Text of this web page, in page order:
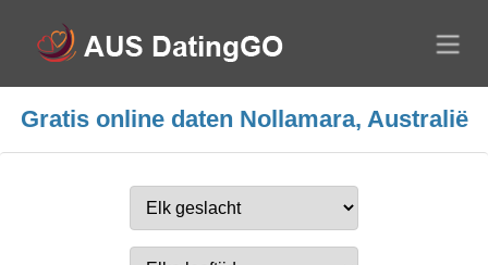
Gratis online daten Nollamara, Australië